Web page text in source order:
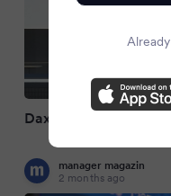
Dax dämmt Verlust
manager magazin
2 months ago